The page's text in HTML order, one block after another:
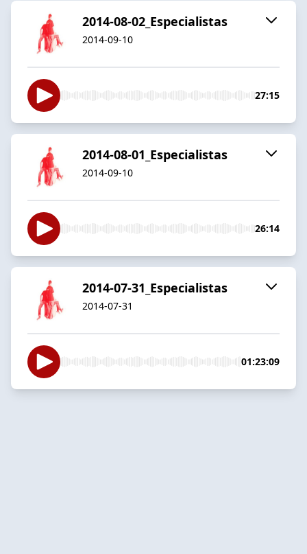
2014-08-02_Especialistas
2014-09-10
27:15
2014-08-01_Especialistas
2014-09-10
26:14
2014-07-31_Especialistas
2014-07-31
01:23:09